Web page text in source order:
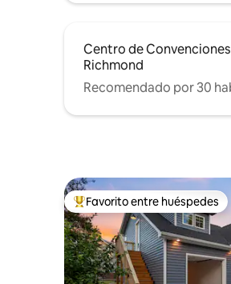
Centro de
Richmond
Recomendado por 30
De los mejores en Favorito
Favorito entre huéspedes